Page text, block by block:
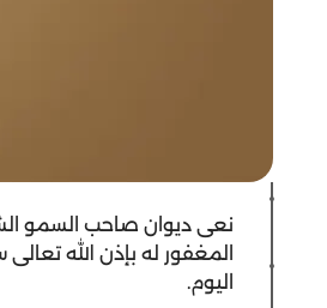
نعى ديوان صاحب السمو
المغفور له بإذن الله
اليوم.